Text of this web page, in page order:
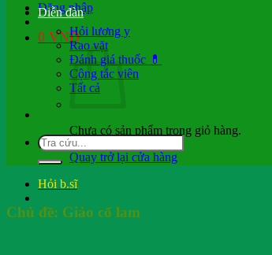
Đăng nhập
0 VND
Chưa có sản phẩm trong giỏ hàng.
Quay trở lại cửa hàng
Hỏi b.sĩ
Diễn đàn
Hỏi lương y
Rao vặt
Đánh giá thuốc 💊
Cộng tác viên
Tất cả
Chủ đề: Giảo cổ lam